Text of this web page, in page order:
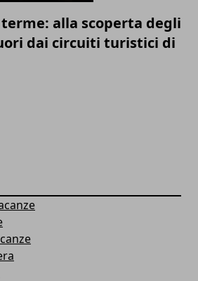
alla scoperta degli
dai circuiti turistici di